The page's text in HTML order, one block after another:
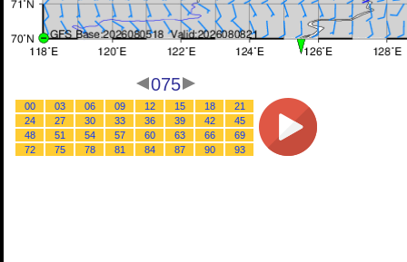
075
00 03 06 09 12 15 18
21
24
27 30 33 36 39 42
45
48
51 54 57 60 63 66
69
72
75 78 81 84 87 90 93